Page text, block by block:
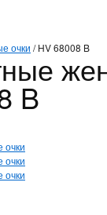
очки /HV 68008 B
B